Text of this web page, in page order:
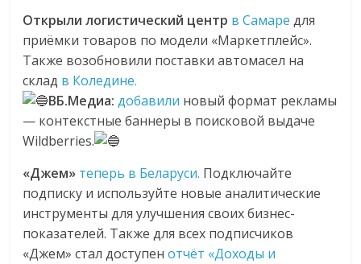
Открыли логистический центр в Самаре для
приёмки товаров по модели «Маркетплейс».
Также возобновили поставки автомасел на
склад в Коледине.
ВБ.Медиа: добавили новый формат рекламы
— контекстные баннеры в поисковой выдаче
Wildberries.
«Джем» теперь в Беларуси. Подключайте
подписку и используйте новые аналитические
инструменты для улучшения своих бизнес-
показателей. Также для всех подписчиков
«Джем» стал доступенотчёт «Доходы и